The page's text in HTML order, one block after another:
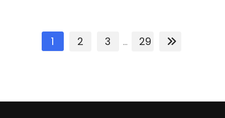
1 2 3 ... 29